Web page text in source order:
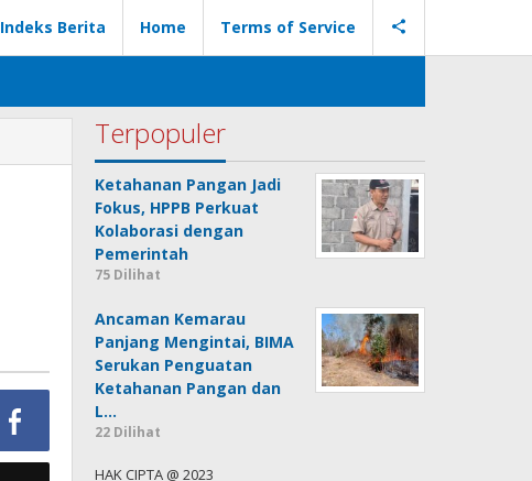
Indeks Berita Home Terms of Service
Terpopuler
Ketahanan Pangan Jadi
Fokus, HPPB Perkuat
Kolaborasi dengan
Pemerintah
75 Dilihat
Ancaman Kemarau
Panjang Mengintai, BIMA
Serukan Penguatan
Ketahanan Pangan dan
L…
22 Dilihat
HAK CIPTA @ 2023